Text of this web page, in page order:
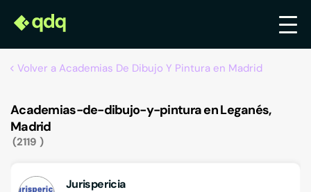
Volver a Academias De Dibujo Y Pintura en Madrid
Academias-de-dibujo-y-pintura en Leganés,
Madrid
2119
Jurispericia